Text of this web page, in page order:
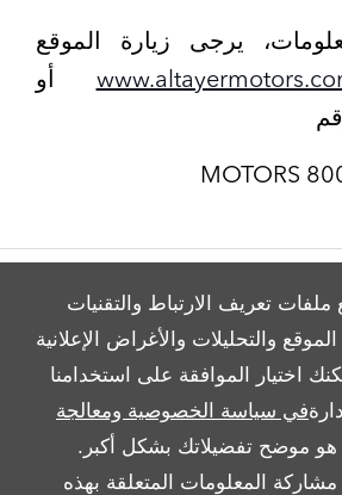
تعريف الارتباط والتقنيات
والتحليلات والأغراض الإعلانية
اختيار الموافقة على استخدامنا
في سياسة الخصوصية ومعالجة
هو موضح تفضيلاتك بشكل أكبر.
مشاركة المعلومات المتعلقة بهذه
يرجى زيارة الموقع
أو
MOTORS
ALL